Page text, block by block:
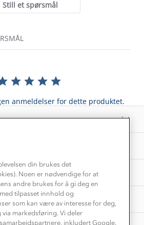
Still et spørsmål
anmeldelser for dette produktet.
og SFO
tips her⛰
din brukes det
Noen er nødvendige for at
andre brukes for å gi deg en
tilpasset innhold og
som kan være av interesse for deg,
via markedsføring. Vi deler
inkludert Google.